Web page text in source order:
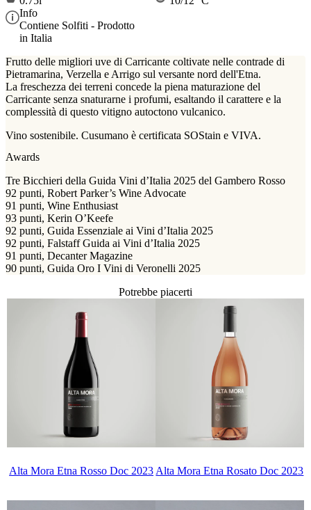
Info
Contiene Solfiti - Prodotto
in Italia
Frutto delle migliori uve di Carricante coltivate nelle contrade di
Pietramarina, Verzella e Arrigo sul versante nord dell'Etna.
La freschezza dei terreni concede la piena maturazione del
Carricante senza snaturarne i profumi, esaltando il carattere e la
complessità di questo vitigno autoctono vulcanico.
Vino sostenibile. Cusumano è certificata SOStain e VIVA.
Awards
Tre Bicchieri della Guida Vini d’Italia 2025 del Gambero Rosso
92 punti, Robert Parker’s Wine Advocate
91 punti, Wine Enthusiast
93 punti, Kerin O’Keefe
92 punti, Guida Essenziale ai Vini d’Italia 2025
92 punti, Falstaff Guida ai Vini d’Italia 2025
91 punti, Decanter Magazine
90 punti, Guida Oro I Vini di Veronelli 2025
Potrebbe piacerti
Alta Mora Etna Rosso Doc 2023 Alta Mora Etna Rosato Doc 2023